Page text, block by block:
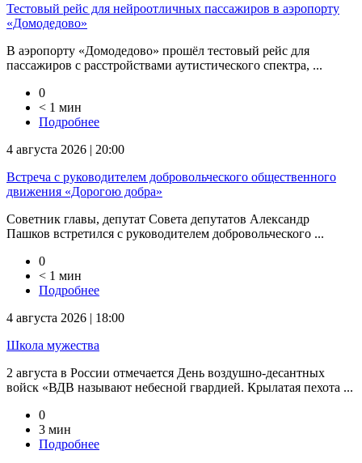
Тестовый рейс для нейроотличных пассажиров в аэропорту
«Домодедово»
В аэропорту «Домодедово» прошёл тестовый рейс для
пассажиров с расстройствами аутистического спектра, ...
0
< 1 мин
Подробнее
4 августа 2026 | 20:00
Встреча с руководителем добровольческого общественного
движения «Дорогою добра»
Советник главы, депутат Совета депутатов Александр
Пашков встретился с руководителем добровольческого ...
0
< 1 мин
Подробнее
4 августа 2026 | 18:00
Школа мужества
2 августа в России отмечается День воздушно-десантных
войск «ВДВ называют небесной гвардией. Крылатая пехота ...
0
3 мин
Подробнее